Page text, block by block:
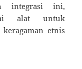
integrasi ini,
alat untuk
etnis